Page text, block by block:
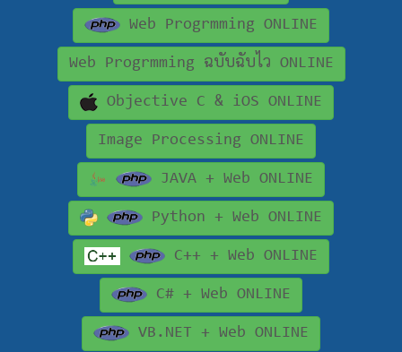
Web Progrmming ONLINE
Web Progrmming ฉบับฉับไว ONLINE
Objective C & iOS ONLINE
Image Processing ONLINE
JAVA + Web ONLINE
Python + Web ONLINE
C++ + Web ONLINE
C# + Web ONLINE
VB.NET + Web ONLINE